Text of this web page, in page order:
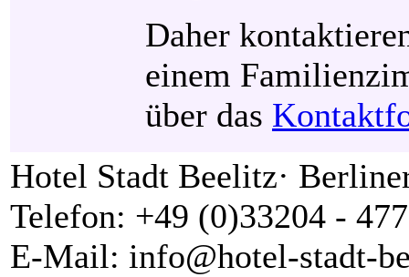
Daher
einem
über das
Hotel Stadt Beelitz·
Telefon: +49 (0)33204 -
E-Mail: info@hotel-stadt-